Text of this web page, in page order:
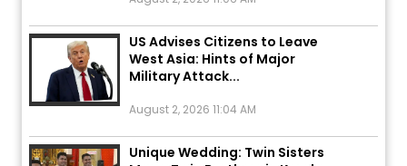
US Advises Citizens to Leave
West Asia: Hints of Major
Military Attack...
Unique Wedding: Twin Sisters
Marry Twin Brothers in Kerala;